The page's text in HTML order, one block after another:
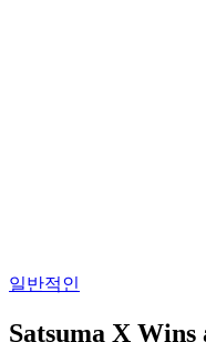
일반적인
Satsuma X